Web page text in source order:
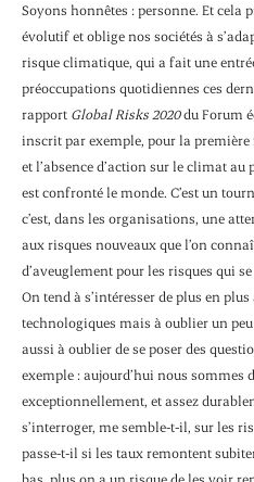
Soyons honnêtes : personne. Et cela
évolutif et oblige nos sociétés à
risque climatique, qui a fait une
préoccupations quotidiennes ces
rapport Global Risks 2020du Forum
inscrit par exemple, pour la
et l’absence d’action sur le climat
est confronté le monde. C’est un
c’est, dans les organisations, une
aux risques nouveaux que l’on
d’aveuglement pour les risques qui
On tend à s’intéresser de plus en
technologiques mais à oublier un
aussi à oublier de se poser des
exemple : aujourd’hui nous sommes
exceptionnellement, et assez
s’interroger, me semble-t-il, sur les
passe-t-il si les taux remontent